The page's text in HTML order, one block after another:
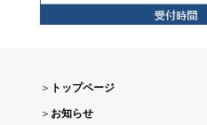
＞ トップページ
＞ お知らせ